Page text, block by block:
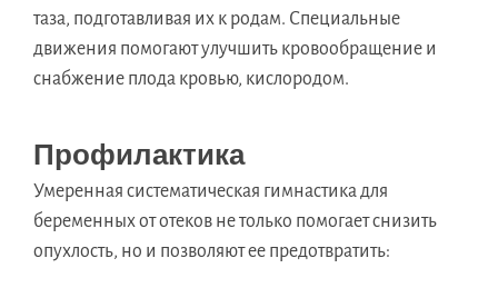
таза, подготавливая их к родам. Специальные
движения помогают улучшить кровообращение и
снабжение плода кровью, кислородом.
Профилактика
Умеренная систематическая гимнастика для
беременных от отеков не только помогает снизить
опухлость, но и позволяют ее предотвратить: